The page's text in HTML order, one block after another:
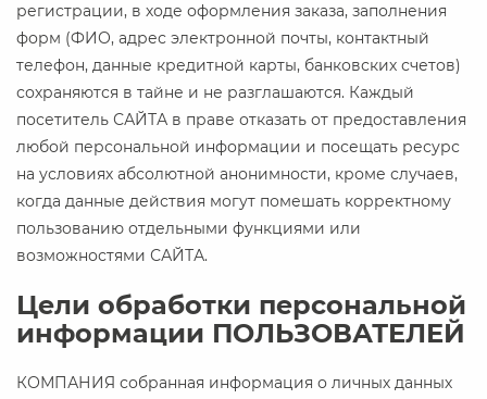
регистрации, в ходе оформления заказа, заполнения
форм (ФИО, адрес электронной почты, контактный
телефон, данные кредитной карты, банковских счетов)
сохраняются в тайне и не разглашаются. Каждый
посетитель САЙТА в праве отказать от предоставления
любой персональной информации и посещать ресурс
на условиях абсолютной анонимности, кроме случаев,
когда данные действия могут помешать корректному
пользованию отдельными функциями или
возможностями САЙТА.
Цели обработки персональной
информации ПОЛЬЗОВАТЕЛЕЙ
КОМПАНИЯ собранная информация о личных данных